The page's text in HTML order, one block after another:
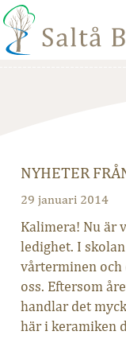
NYHETER
29 januari 2014
Kalimera! Nu är
ledighet. I
vårterminen
oss. Eftersom
handlar det
här i keramiken